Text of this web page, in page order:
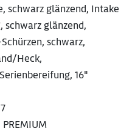
schwarz glänzend, Intake
schwarz glänzend,
schwarz,
Heck,
16"